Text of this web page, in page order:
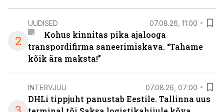
2
UUDISED 07.08.26, 11:00
Kohus kinnitas pika ajalooga
transpordifirma saneerimiskava. “Tahame
kõik ära maksta!”
INTERVJUU 07.08.26, 07:00
DHLi tippjuht panustab Eestile. Tallinna uus